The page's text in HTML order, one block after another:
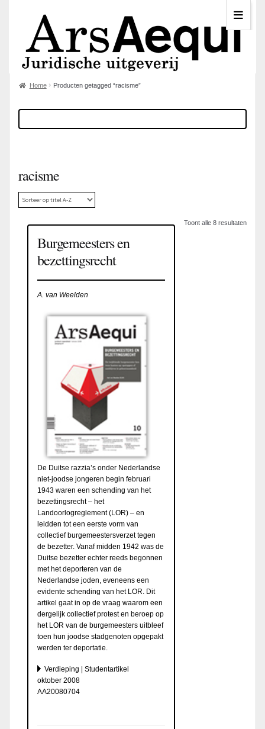
Home Producten getagged “racisme”
racisme
Toont alle 8 resultaten
Burgemeesters en
bezettingsrecht
A. van Weelden
De Duitse razzia’s onder Nederlandse
niet-joodse jongeren begin februari
1943 waren een schending van het
bezettingsrecht – het
Landoorlogreglement (LOR) – en
leidden tot een eerste vorm van
collectief burgemeestersverzet tegen
de bezetter. Vanaf midden 1942 was de
Duitse bezetter echter reeds begonnen
met het deporteren van de
Nederlandse joden, eveneens een
evidente schending van het LOR. Dit
artikel gaat in op de vraag waarom een
dergelijk collectief protest en beroep op
het LOR van de burgemeesters uitbleef
toen hun joodse stadgenoten opgepakt
werden ter deportatie.
Verdieping | Studentartikel
oktober 2008
AA20080704